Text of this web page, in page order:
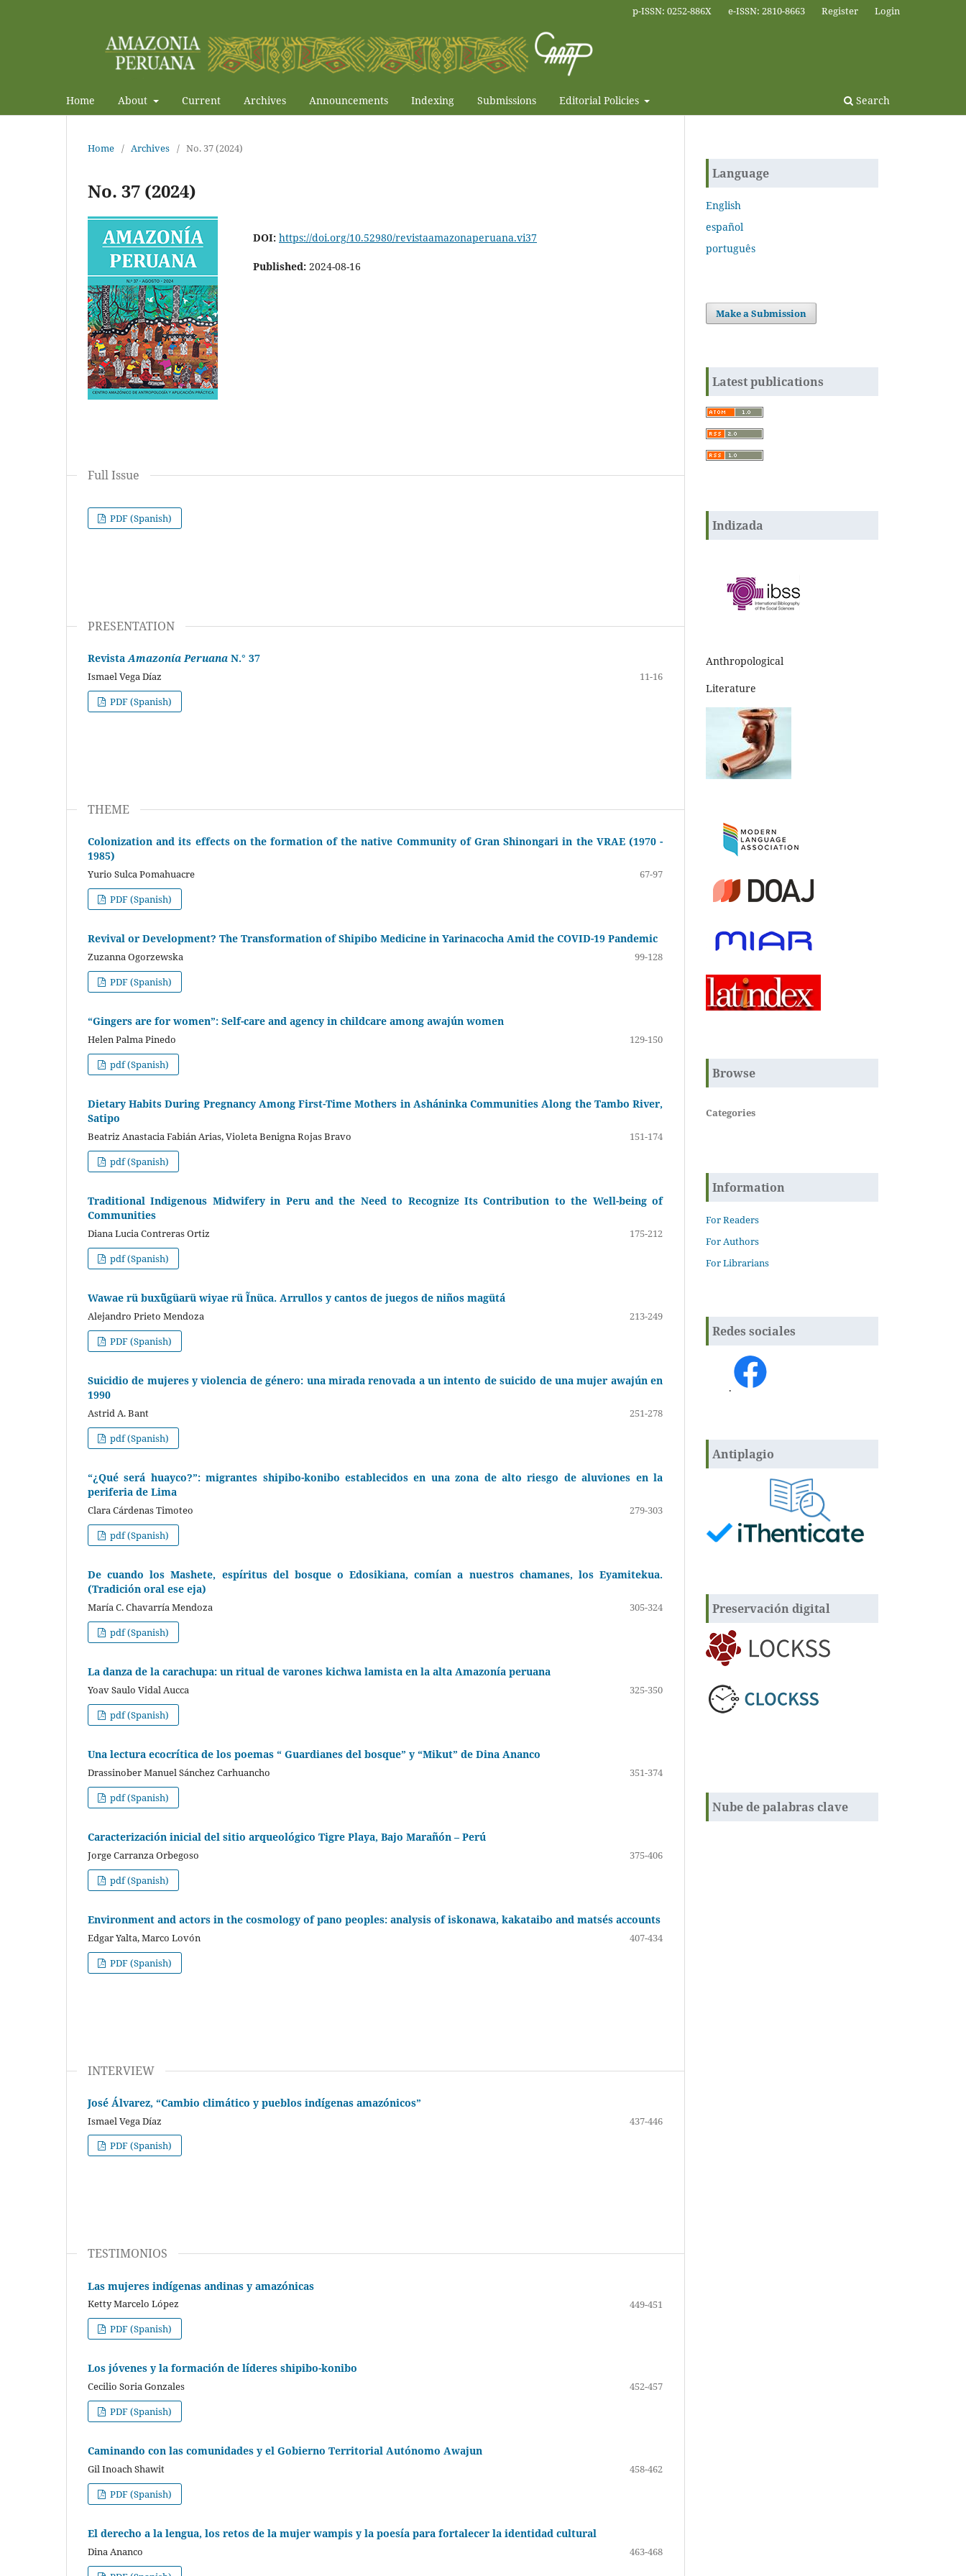
Home About Current Archives Announcements Indexing Submissions Editorial Policies Search
p-ISSN: 0252-886X e-ISSN: 2810-8663 Register Login
Home / Archives / No. 37 (2024)
No. 37 (2024)
DOI: https://doi.org/10.52980/revistaamazonaperuana.vi37
Published: 2024-08-16
Full Issue
PDF (Spanish)
PRESENTATION
RevistaAmazonía Peruana N.° 37
Ismael Vega Díaz
11-16
PDF (Spanish)
THEME
Colonization and its effects on the formation of the native Community of Gran Shinongari in the VRAE (1970 -
1985)
Yurio Sulca Pomahuacre
67-97
PDF (Spanish)
Revival or Development? The Transformation of Shipibo Medicine in Yarinacocha Amid the COVID-19 Pandemic
Zuzanna Ogorzewska
99-128
PDF (Spanish)
“Gingers are for women”: Self-care and agency in childcare among awajún women
Helen Palma Pinedo
129-150
pdf (Spanish)
Dietary Habits During Pregnancy Among First-Time Mothers in Asháninka Communities Along the Tambo River,
Satipo
Beatriz Anastacia Fabián Arias, Violeta Benigna Rojas Bravo
151-174
pdf (Spanish)
Traditional Indigenous Midwifery in Peru and the Need to Recognize Its Contribution to the Well-being of
Communities
Diana Lucia Contreras Ortiz
175-212
pdf (Spanish)
Wawae rü buxü̃güarü wiyae rü Ĩnüca. Arrullos y cantos de juegos de niños magütá
Alejandro Prieto Mendoza
213-249
PDF (Spanish)
Suicidio de mujeres y violencia de género: una mirada renovada a un intento de suicido de una mujer awajún en
1990
Astrid A. Bant
251-278
pdf (Spanish)
“¿Qué será huayco?”: migrantes shipibo-konibo establecidos en una zona de alto riesgo de aluviones en la
periferia de Lima
Clara Cárdenas Timoteo
279-303
pdf (Spanish)
De cuando los Mashete, espíritus del bosque o Edosikiana, comían a nuestros chamanes, los Eyamitekua.
(Tradición oral ese eja)
María C. Chavarría Mendoza
305-324
pdf (Spanish)
La danza de la carachupa: un ritual de varones kichwa lamista en la alta Amazonía peruana
Yoav Saulo Vidal Aucca
325-350
pdf (Spanish)
Una lectura ecocrítica de los poemas “ Guardianes del bosque” y “Mikut” de Dina Ananco
Drassinober Manuel Sánchez Carhuancho
351-374
pdf (Spanish)
Caracterización inicial del sitio arqueológico Tigre Playa, Bajo Marañón – Perú
Jorge Carranza Orbegoso
375-406
pdf (Spanish)
Environment and actors in the cosmology of pano peoples: analysis of iskonawa, kakataibo and matsés accounts
Edgar Yalta, Marco Lovón
407-434
PDF (Spanish)
INTERVIEW
José Álvarez, “Cambio climático y pueblos indígenas amazónicos”
Ismael Vega Díaz
437-446
PDF (Spanish)
TESTIMONIOS
Las mujeres indígenas andinas y amazónicas
Ketty Marcelo López
449-451
PDF (Spanish)
Los jóvenes y la formación de líderes shipibo-konibo
Cecilio Soria Gonzales
452-457
PDF (Spanish)
Caminando con las comunidades y el Gobierno Territorial Autónomo Awajun
Gil Inoach Shawit
458-462
PDF (Spanish)
El derecho a la lengua, los retos de la mujer wampis y la poesía para fortalecer la identidad cultural
Dina Ananco
463-468
Language
English
español
português
Make a Submission
Latest publications
Indizada
Anthropological
Literature
Browse
Categories
Information
For Readers
For Authors
For Librarians
Redes sociales
.
Antiplagio
Preservación digital
Nube de palabras clave